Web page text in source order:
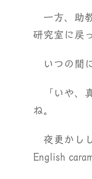
一方、助
研究室に戻
いつの間
「いや、
ね。
夜更かし
English